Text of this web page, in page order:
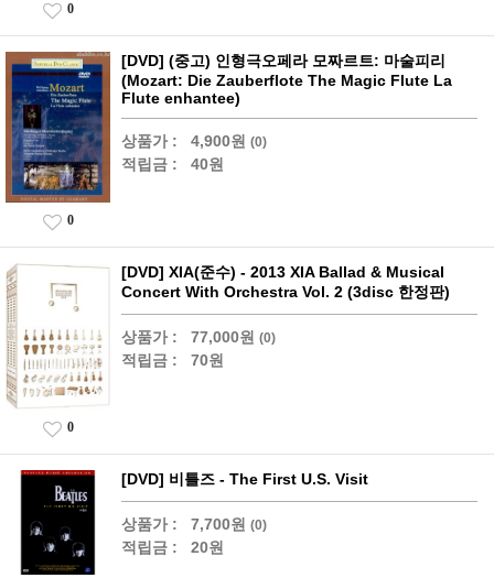
0
[DVD] (중고) 인형극오페라 모짜르트: 마술피리
(Mozart: Die Zauberflote The Magic Flute La
Flute enhantee)
상품가 : 4,900원 (0)
적립금 : 40원
0
[DVD] XIA(준수) - 2013 XIA Ballad & Musical
Concert With Orchestra Vol. 2 (3disc 한정판)
상품가 : 77,000원 (0)
적립금 : 70원
0
[DVD] 비틀즈 - The First U.S. Visit
상품가 : 7,700원 (0)
적립금 : 20원